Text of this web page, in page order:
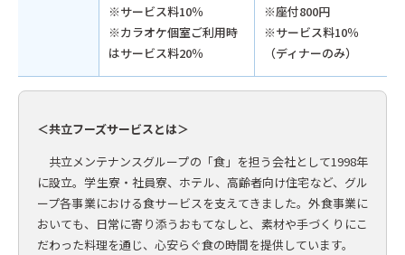
※サービス料10％
※カラオケ個室ご利用時
はサービス料20％
※座付800円
※サービス料10％
（ディナーのみ）
＜共立フーズサービスとは＞
共立メンテナンスグループの「食」を担う会社として1998年
に設立。学生寮・社員寮、ホテル、高齢者向け住宅など、グル
ープ各事業における食サービスを支えてきました。外食事業に
おいても、日常に寄り添うおもてなしと、素材や手づくりにこ
だわった料理を通じ、心安らぐ食の時間を提供しています。